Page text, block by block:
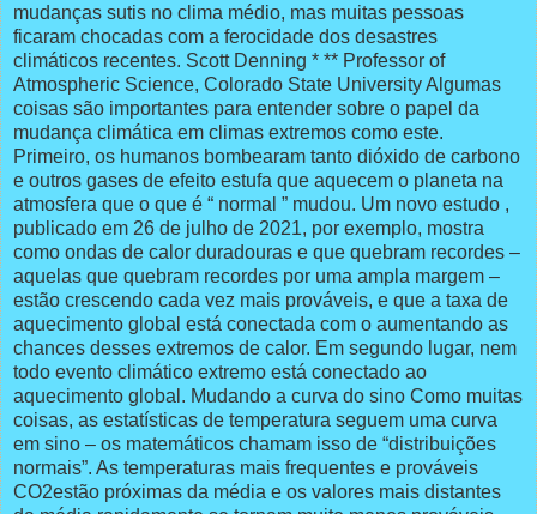
mudanças sutis no clima médio, mas muitas pessoas
ficaram chocadas com a ferocidade dos desastres
climáticos recentes. Scott Denning * ** Professor of
Atmospheric Science, Colorado State University Algumas
coisas são importantes para entender sobre o papel da
mudança climática em climas extremos como este.
Primeiro, os humanos bombearam tanto dióxido de carbono
e outros gases de efeito estufa que aquecem o planeta na
atmosfera que o que é “ normal ” mudou. Um novo estudo ,
publicado em 26 de julho de 2021, por exemplo, mostra
como ondas de calor duradouras e que quebram recordes –
aquelas que quebram recordes por uma ampla margem –
estão crescendo cada vez mais prováveis, e que a taxa de
aquecimento global está conectada com o aumentando as
chances desses extremos de calor. Em segundo lugar, nem
todo evento climático extremo está conectado ao
aquecimento global. Mudando a curva do sino Como muitas
coisas, as estatísticas de temperatura seguem uma curva
em sino – os matemáticos chamam isso de “distribuições
normais”. As temperaturas mais frequentes e prováveis
CO2estão próximas da média e os valores mais distantes